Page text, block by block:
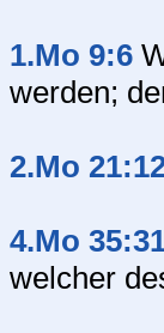
1.Mo 9:6
werden;
2.Mo
4.Mo
welcher